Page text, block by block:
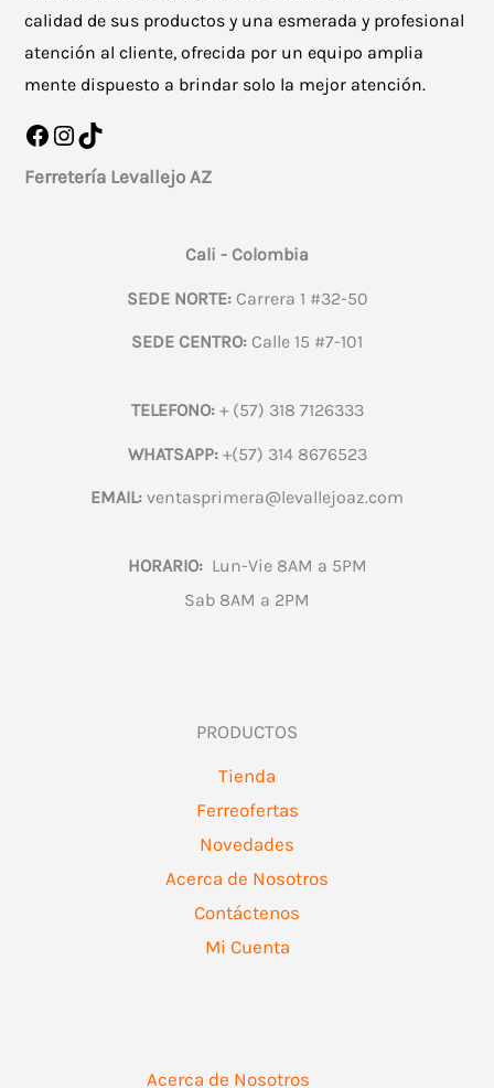
calidad de sus productos y una esmerada y profesional
atención al cliente, ofrecida por un equipo amplia
mente dispuesto a brindar solo la mejor atención.
Facebook
Instagram
TikTok
Ferretería Levallejo AZ
Cali - Colombia
SEDE NORTE:Carrera 1 #32-50
SEDE CENTRO: Calle 15 #7-101
TELEFONO:+ (57) 318 7126333
WHATSAPP:+(57) 314 8676523
EMAIL: ventasprimera@levallejoaz.com
HORARIO:Lun-Vie 8AM a 5PM
Sab 8AM a 2PM
PRODUCTOS
Tienda
Ferreofertas
Novedades
Acerca de Nosotros
Contáctenos
Mi Cuenta
Acerca de Nosotros